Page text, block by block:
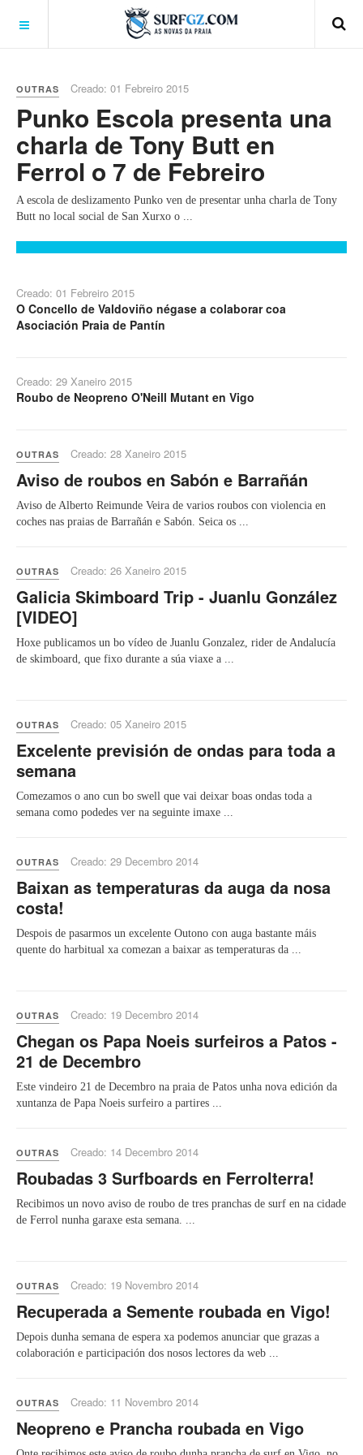
OUTRAS Creado: 01 Febreiro 2015
Punko Escola presenta una
charla de Tony Butt en
Ferrol o 7 de Febreiro
A escola de deslizamento Punko ven de presentar unha charla de Tony
Butt no local social de San Xurxo o ...
Creado: 01 Febreiro 2015
O Concello de Valdoviño négase a colaborar coa
Asociación Praia de Pantín
Creado: 29 Xaneiro 2015
Roubo de Neopreno O'Neill Mutant en Vigo
OUTRAS Creado: 28 Xaneiro 2015
Aviso de roubos en Sabón e Barrañán
Aviso de Alberto Reimunde Veira de varios roubos con violencia en
coches nas praias de Barrañán e Sabón. Seica os ...
OUTRAS Creado: 26 Xaneiro 2015
Galicia Skimboard Trip - Juanlu González
[VIDEO]
Hoxe publicamos un bo vídeo de Juanlu Gonzalez, rider de Andalucía
de skimboard, que fixo durante a súa viaxe a ...
OUTRAS Creado: 05 Xaneiro 2015
Excelente previsión de ondas para toda a
semana
Comezamos o ano cun bo swell que vai deixar boas ondas toda a
semana como podedes ver na seguinte imaxe ...
OUTRAS Creado: 29 Decembro 2014
Baixan as temperaturas da auga da nosa
costa!
Despois de pasarmos un excelente Outono con auga bastante máis
quente do harbitual xa comezan a baixar as temperaturas da ...
OUTRAS Creado: 19 Decembro 2014
Chegan os Papa Noeis surfeiros a Patos -
21 de Decembro
Este vindeiro 21 de Decembro na praia de Patos unha nova edición da
xuntanza de Papa Noeis surfeiro a partires ...
OUTRAS Creado: 14 Decembro 2014
Roubadas 3 Surfboards en Ferrolterra!
Recibimos un novo aviso de roubo de tres pranchas de surf en na cidade
de Ferrol nunha garaxe esta semana. ...
OUTRAS Creado: 19 Novembro 2014
Recuperada a Semente roubada en Vigo!
Depois dunha semana de espera xa podemos anunciar que grazas a
colaboración e participación dos nosos lectores da web ...
OUTRAS Creado: 11 Novembro 2014
Neopreno e Prancha roubada en Vigo